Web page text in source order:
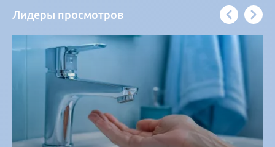
Лидеры просмотров